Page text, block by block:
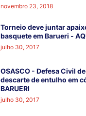
novembro 23, 2018
Torneio deve juntar
basquete em Barueri -
julho 30, 2017
OSASCO - Defesa Civil
descarte de entulho em
BARUERI
julho 30, 2017